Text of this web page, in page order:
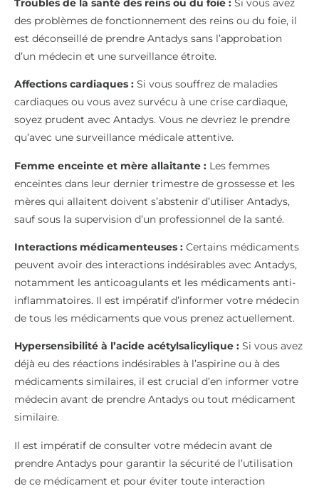
Troubles de la santé des reins ou du foie : Si vous avez
des problèmes de fonctionnement des reins ou du foie, il
est déconseillé de prendre Antadys sans l’approbation
d’un médecin et une surveillance étroite.
Affections cardiaques : Si vous souffrez de maladies
cardiaques ou vous avez survécu à une crise cardiaque,
soyez prudent avec Antadys. Vous ne devriez le prendre
qu’avec une surveillance médicale attentive.
Femme enceinte et mère allaitante : Les femmes
enceintes dans leur dernier trimestre de grossesse et les
mères qui allaitent doivent s’abstenir d’utiliser Antadys,
sauf sous la supervision d’un professionnel de la santé.
Interactions médicamenteuses : Certains médicaments
peuvent avoir des interactions indésirables avec Antadys,
notamment les anticoagulants et les médicaments anti-
inflammatoires. Il est impératif d’informer votre médecin
de tous les médicaments que vous prenez actuellement.
Hypersensibilité à l’acide acétylsalicylique : Si vous avez
déjà eu des réactions indésirables à l’aspirine ou à des
médicaments similaires, il est crucial d’en informer votre
médecin avant de prendre Antadys ou tout médicament
similaire.
Il est impératif de consulter votre médecin avant de
prendre Antadys pour garantir la sécurité de l’utilisation
de ce médicament et pour éviter toute interaction